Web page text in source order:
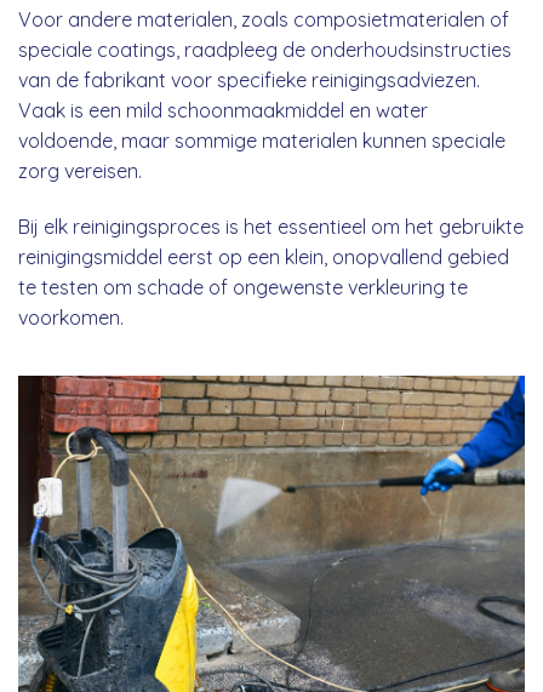
Voor andere materialen, zoals composietmaterialen of
speciale coatings, raadpleeg de onderhoudsinstructies
van de fabrikant voor specifieke reinigingsadviezen.
Vaak is een mild schoonmaakmiddel en water
voldoende, maar sommige materialen kunnen speciale
zorg vereisen.
Bij elk reinigingsproces is het essentieel om het gebruikte
reinigingsmiddel eerst op een klein, onopvallend gebied
te testen om schade of ongewenste verkleuring te
voorkomen.